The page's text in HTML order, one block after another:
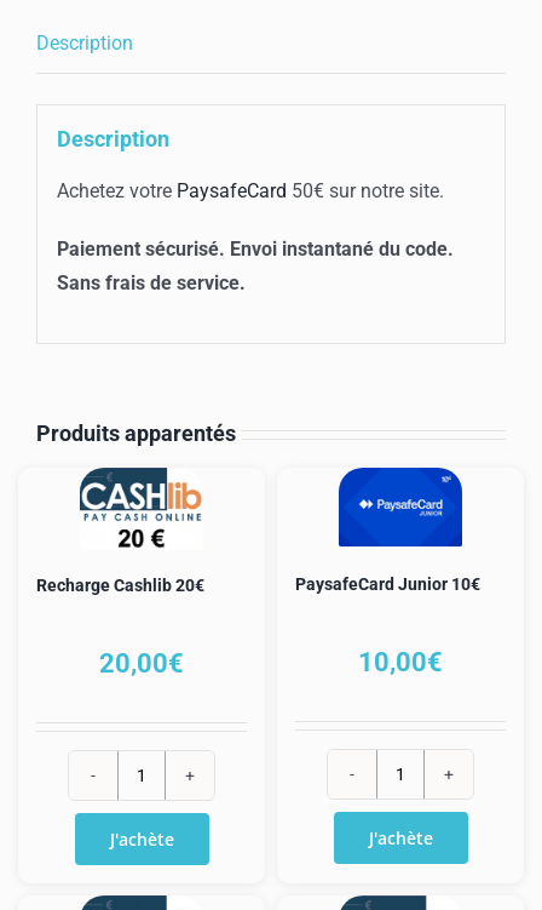
Description
Description
Achetez votre PaysafeCard 50€ sur notre site.
Paiement sécurisé. Envoi instantané du code.
Sans frais de service.
Produits apparentés
Recharge Cashlib 20€
20,00€
Recharge
Cashlib
J'achète
PaysafeCard Junior 10€
10,00€
quantité
PaysafeCard
Junior
J'achète